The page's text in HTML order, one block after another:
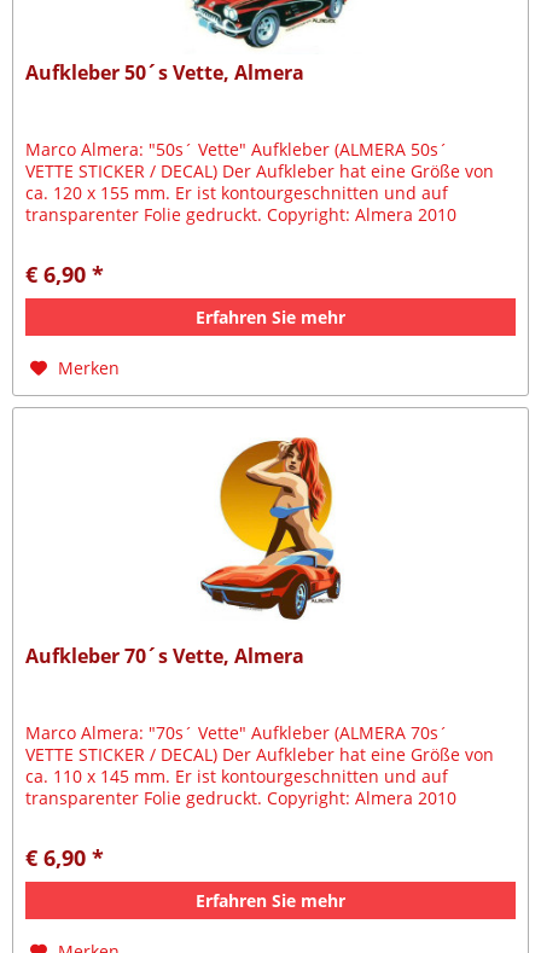
Aufkleber 50´s Vette, Almera
Marco Almera: "50s´ Vette" Aufkleber (ALMERA 50s´
VETTE STICKER / DECAL) Der Aufkleber hat eine Größe von
ca. 120 x 155 mm. Er ist kontourgeschnitten und auf
transparenter Folie gedruckt. Copyright: Almera 2010
€ 6,90 *
Erfahren Sie mehr
Merken
Aufkleber 70´s Vette, Almera
Marco Almera: "70s´ Vette" Aufkleber (ALMERA 70s´
VETTE STICKER / DECAL) Der Aufkleber hat eine Größe von
ca. 110 x 145 mm. Er ist kontourgeschnitten und auf
transparenter Folie gedruckt. Copyright: Almera 2010
€ 6,90 *
Erfahren Sie mehr